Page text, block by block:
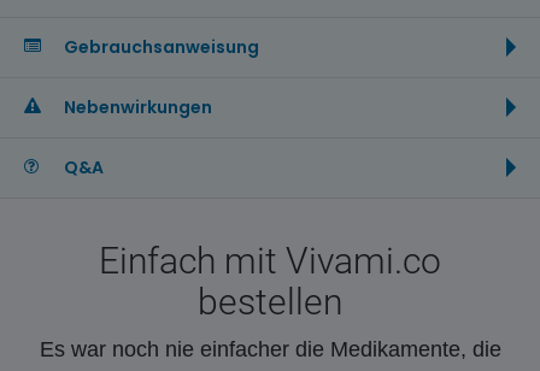
Gebrauchsanweisung
Nebenwirkungen
Q&A
Einfach mit Vivami.co
bestellen
Es war noch nie einfacher die Medikamente, die